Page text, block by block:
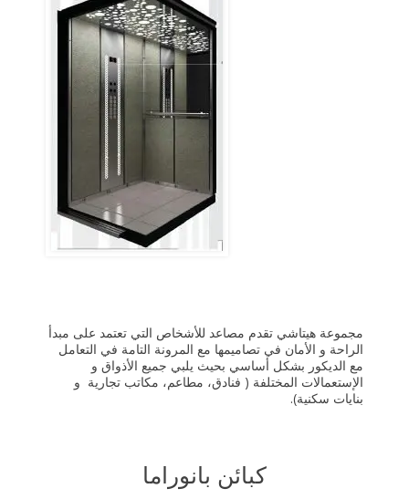
مجموعة هيتاشي تقدم مصاعد للأشخاص التي تعتمد على مبدأ
الراحة و الأمان في تصاميمها مع المرونة التامة في التعامل
مع الديكور بشكل أساسي بحيث يلبي جميع الأذواق و
الإستعمالات المختلفة ( فنادق، مطاعم، مكاتب تجارية و
بنايات سكنية).
كبائن بانوراما